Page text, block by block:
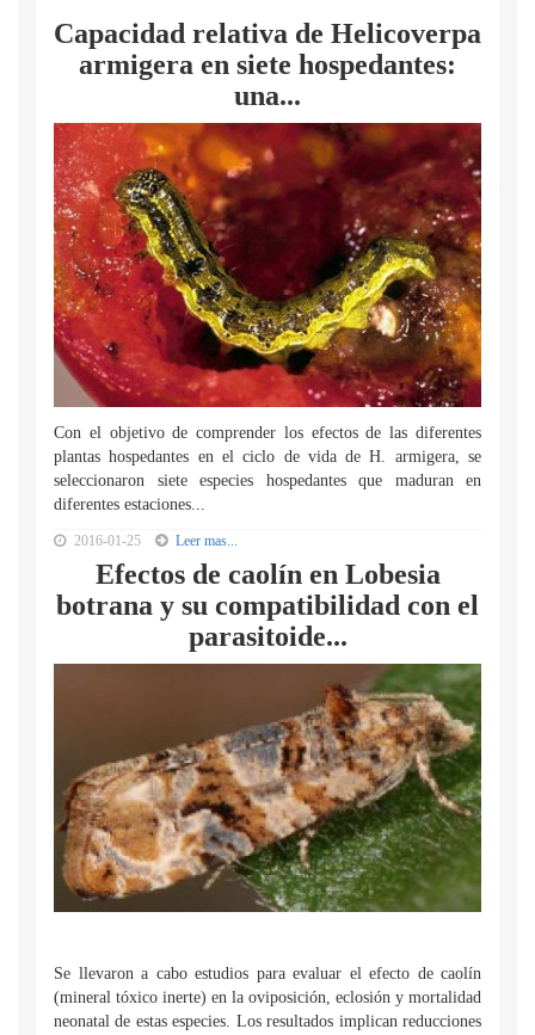
Capacidad relativa de Helicoverpa
armigera en siete hospedantes:
una...
Con el objetivo de comprender los efectos de las diferentes
plantas hospedantes en el ciclo de vida de H. armigera, se
seleccionaron siete especies hospedantes que maduran en
diferentes estaciones...
2016-01-25 Leer mas...
Efectos de caolín en Lobesia
botrana y su compatibilidad con el
parasitoide...
Se llevaron a cabo estudios para evaluar el efecto de caolín
(mineral tóxico inerte) en la oviposición, eclosión y mortalidad
neonatal de estas especies. Los resultados implican reducciones